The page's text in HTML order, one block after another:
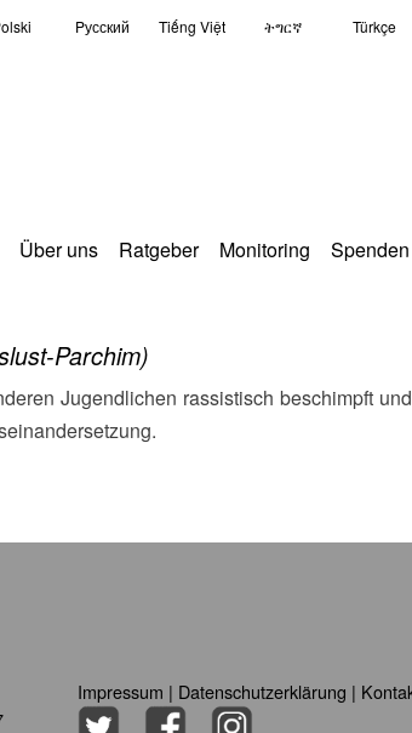
Pусский Tiếng Việt ትግርኛ Türkçe
Über uns Ratgeber Monitoring Spenden
Parchim)
Impressum | Datenschutzerklärung |